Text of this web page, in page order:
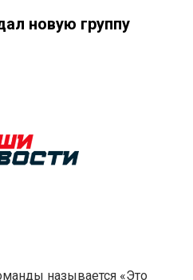
новую группу
называется «Это